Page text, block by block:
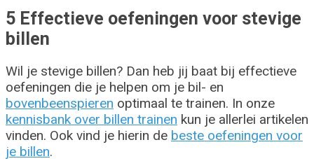
5 Effectieve oefeningen voor stevige
billen
Wil je stevige billen? Dan heb jij baat bij effectieve
oefeningen die je helpen om je bil- en
bovenbeenspieren optimaal te trainen. In onze
kennisbank over billen trainen kun je allerlei artikelen
vinden. Ook vind je hierin de beste oefeningen voor
je billen.